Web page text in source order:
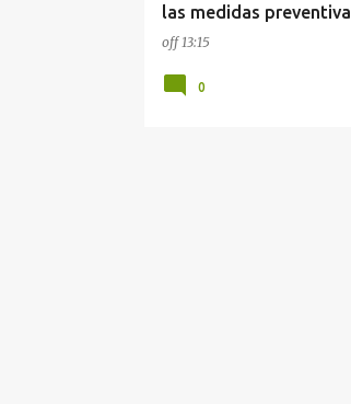
las medidas
enfermedades por la
off 13:15
0